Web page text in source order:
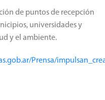
de puntos de recepción
universidades y
y el ambiente.
Prensa/